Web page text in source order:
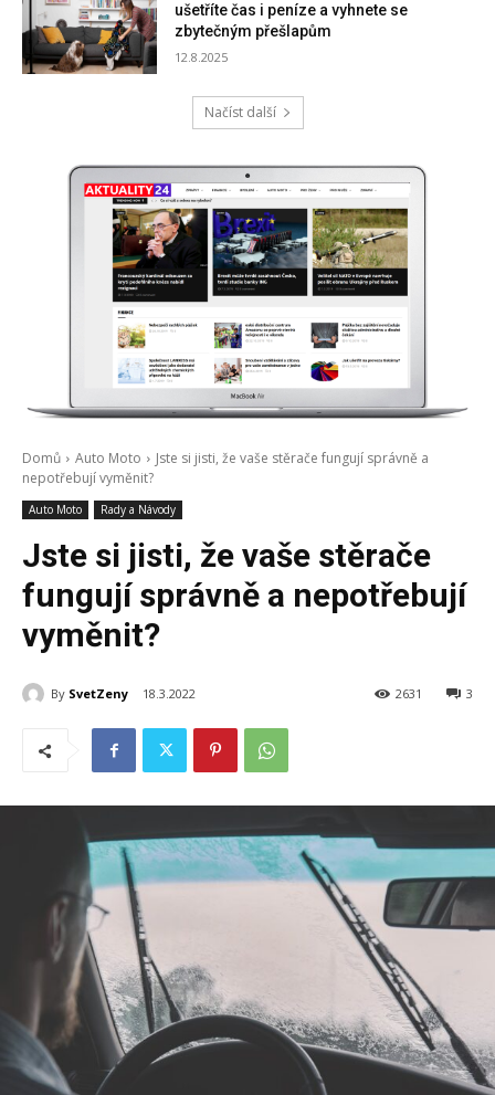
ušetříte čas i peníze a vyhnete se
zbytečným přešlapům
12.8.2025
Načíst další